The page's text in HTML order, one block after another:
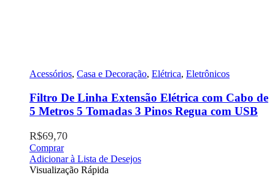
Acessórios, Casa e Decoração, Elétrica, Eletrônicos
Filtro De Linha Extensão Elétrica com Cabo de
5 Metros 5 Tomadas 3 Pinos Regua com USB
R$69,70
Comprar
Adicionar à Lista de Desejos
Visualização Rápida